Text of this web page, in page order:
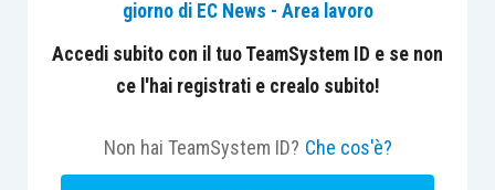
continue e brevi malattie che davano luogo a una
prestazione lavorativa complessivamente non
utilizzabile proficuamente dall’azienda.
I successivi orientamenti da parte della Corte di
Cassazione, tuttavia, dimostrano che dalla
giorno di EC News - Area lavoro
Accedi subito con il tuo TeamSystem ID e se non
ce l'hai registrati e crealo subito!
Non hai TeamSystem ID? Che cos'è?